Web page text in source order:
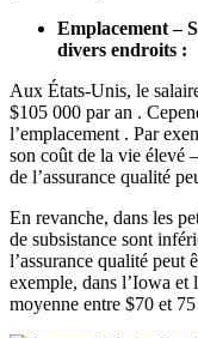
Emplacement –
divers endroits :
Aux États-Unis, le
$105 000 par an .
l’emplacement . Par
son coût de la vie élevé
de l’assurance qualité
En revanche, dans les
de subsistance sont
l’assurance qualité peut
exemple, dans l’Iowa et
moyenne entre $70 et